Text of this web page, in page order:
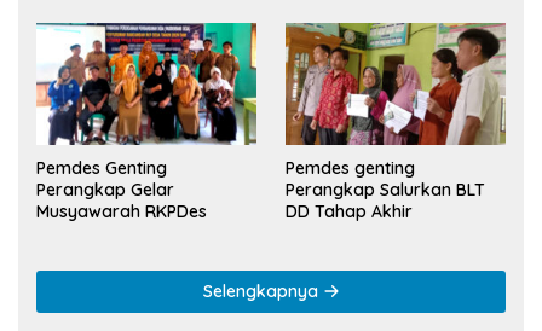
Pemdes Genting
Perangkap Gelar
Musyawarah RKPDes
Pemdes genting
Perangkap Salurkan BLT
DD Tahap Akhir
Selengkapnya